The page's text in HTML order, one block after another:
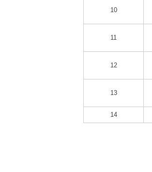
10
11
12
13
14